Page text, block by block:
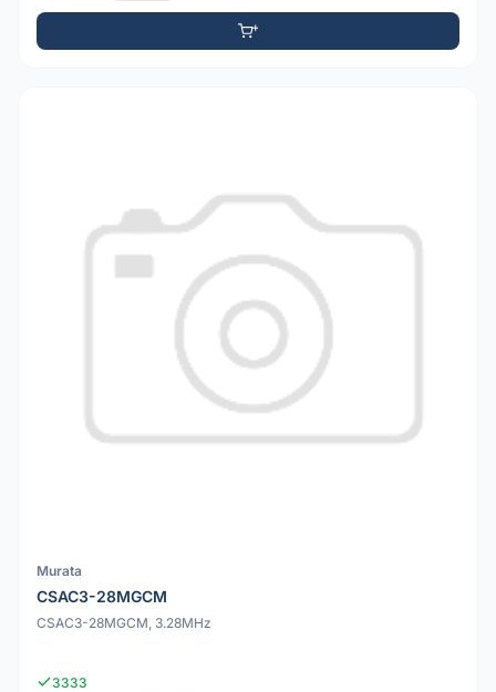
Murata
CSAC3-28MGCM
CSAC3-28MGCM, 3.28MHz
3333